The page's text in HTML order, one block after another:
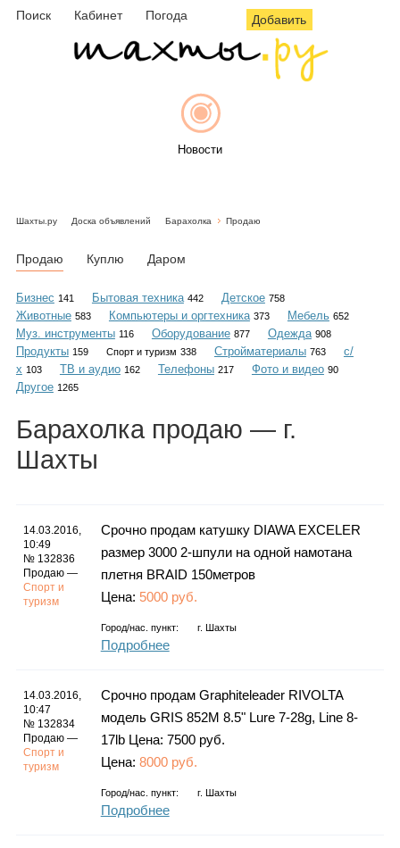
Поиск Кабинет Погода Добавить
Новости
Объявления
Гороскоп
Фотогалерея
Шахты.ру Доска объявлений Барахолка Продаю
Продаю Куплю Даром
Бизнес 141 Бытовая техника 442 Детское 758
Животные 583 Компьютеры и оргтехника 373 Мебель 652
Муз. инструменты 116 Оборудование 877 Одежда 908
Продукты 159 Спорт и туризм 338 Стройматериалы 763
с/
х 103 ТВ и аудио 162 Телефоны 217 Фото и видео 90
Другое 1265
Барахолка продаю — г.
Шахты
14.03.2016,
10:49
№ 132836
Продаю —
Спорт и
туризм
Срочно продам катушку DIAWA EXCELER
размер 3000 2-шпули на одной намотана
плетня BRAID 150метров
Цена: 5000 руб.
Город/нас. пункт: г. Шахты
Подробнее
14.03.2016,
10:47
№ 132834
Продаю —
Спорт и
туризм
Срочно продам Graphiteleader RIVOLTA
модель GRIS 852M 8.5" Lure 7-28g, Line 8-
17lb Цена: 7500 руб.
Цена: 8000 руб.
Город/нас. пункт: г. Шахты
Подробнее